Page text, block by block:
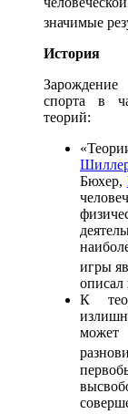
значимые
История
спорта в
теорий:
Бюхер,
игры
описал
К